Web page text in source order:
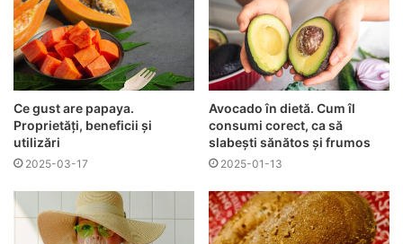
Ce gust are papaya.
Proprietăți, beneficii și
utilizări
2025-03-17
Avocado în dietă. Cum îl
consumi corect, ca să
slabești sănătos și frumos
2025-01-13